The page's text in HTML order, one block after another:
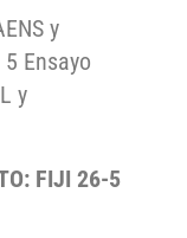
y
Ensayo
y
FIJI 26-5